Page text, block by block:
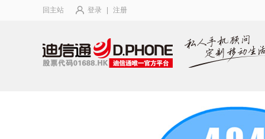
回主站 登录 注册